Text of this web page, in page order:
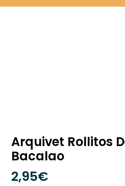
Arquivet Rollitos
Bacalao
2,95€